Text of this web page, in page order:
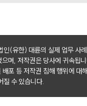
인(유한) 대륜의 실제 업무 사
며, 저작권은 당사에 귀속됩
포 등 저작권 침해 행위에 대
질 수 있습니다.